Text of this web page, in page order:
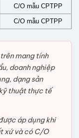
C/O mẫu CPTPP
C/O mẫu CPTPP
mang tính
doanh nghiệp
dạng sản
thuật thực tế
áp dụng khi
xứ và có C/O